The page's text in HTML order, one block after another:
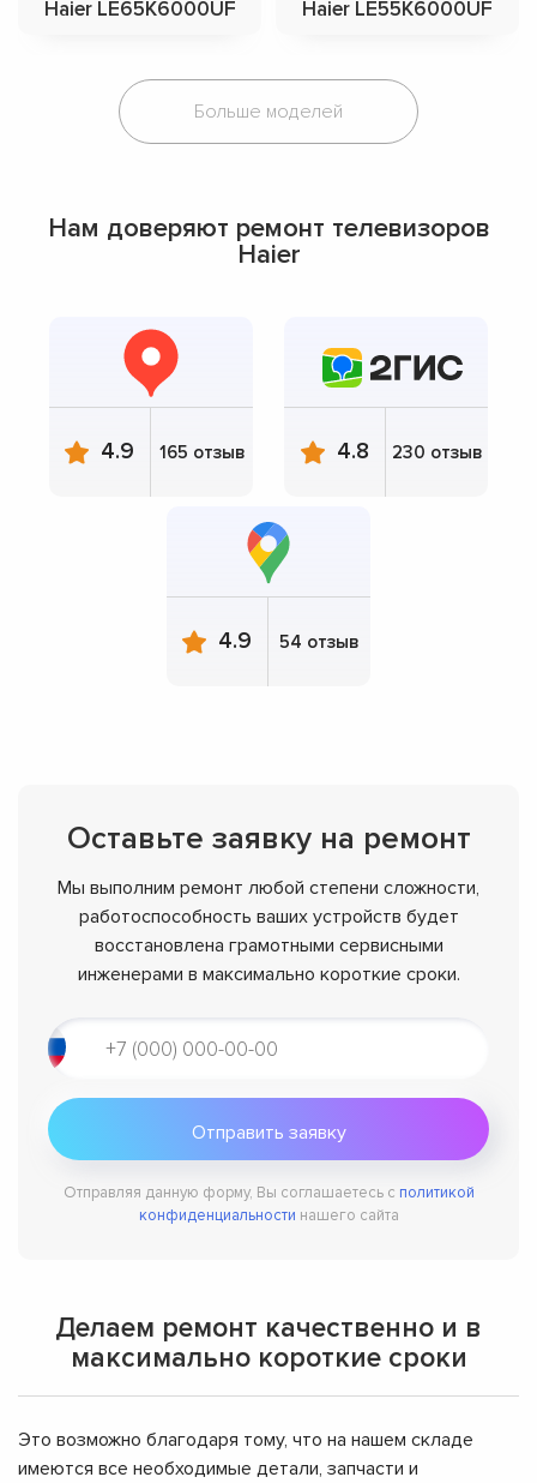
Haier LE65K6000UF Haier LE55K6000UF
Больше моделей
Нам доверяют ремонт телевизоров
Haier
4.9 165 отзыв 4.8 230 отзыв
4.9 54 отзыв
Оставьте заявку на ремонт
Мы выполним ремонт любой степени сложности,
работоспособность ваших устройств будет
восстановлена грамотными сервисными
инженерами в максимально короткие сроки.
Отправляя данную форму, Вы соглашаетесь с политикой
конфиденциальности нашего сайта
Делаем ремонт качественно и в
максимально короткие сроки
Это возможно благодаря тому, что на нашем складе
имеются все необходимые детали, запчасти и